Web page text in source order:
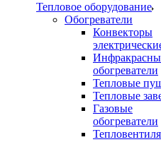
Тепловое оборудование
Обогреватели
Конвекторы
обогреватели
Тепловые
Тепловые
Газовые
обогреватели